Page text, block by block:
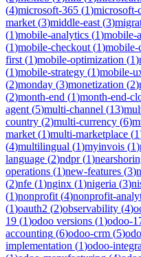
(4)microsoft-365 (1)microsoft-
market (3)middle-east (3)
(1)mobile-analytics (1)mobile-
(1)mobile-checkout (1)mobile-
first (1)mobile-optimization (1)
(1)mobile-strategy (1)mobile-
(2)monday (3)monetization (2)
(2)month-end (1)month-end-
agent (5)multi-channel (13)
country (2)multi-currency (6)
market (1)multi-marketplace (1
(4)multilingual (1)myinvois (1)
language (2)ndpr(1)
operations (1)new-features (3)
(2)nfe (1)nginx (1)nigeria (3)
(1)nonprofit (4)nonprofit-
(1)oauth2 (2)observability (4)
19 (1)odoo versions (1)odoo-
accounting (6)odoo-crm (5)
implementation (1)odoo-